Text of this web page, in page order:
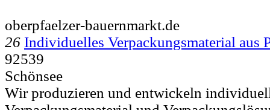
oberpfaelzer-bauernmarkt.de
26 Individuelles Verpackungsmaterial aus
92539
Schönsee
Wir produzieren und entwickeln